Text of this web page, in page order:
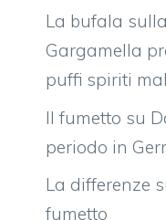
La bufala
Gargamella
puffi spiriti
Il fumetto su
periodo in
La differenze
fumetto